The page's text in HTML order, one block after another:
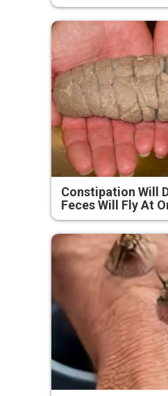
Constipation Will
Feces Will Fly At